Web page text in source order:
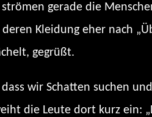
gerade die
Kleidung eher nach
gegrüßt.
wir Schatten suchen
die Leute dort kurz ein: